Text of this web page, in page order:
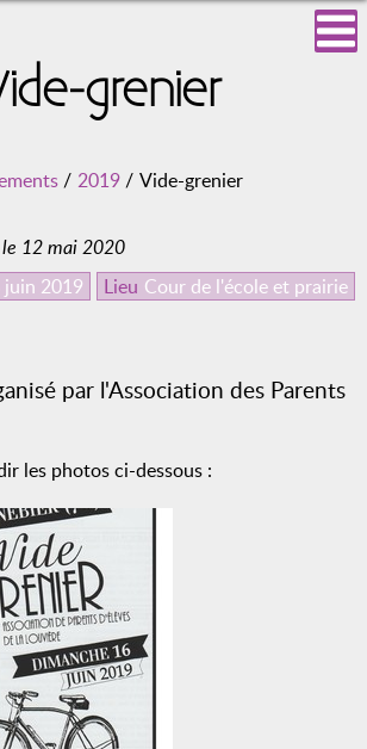
grenier
/ 2019 / Vide-grenier
12 mai 2020
juin 2019 Lieu Cour de l'école et prairie
par l'Association des Parents
les photos ci-dessous :